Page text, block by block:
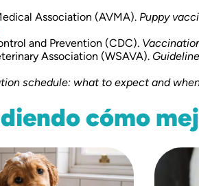
Association (AVMA). Puppy
and Prevention (CDC).
Association (WSAVA).
schedule: what to expect and
cómo